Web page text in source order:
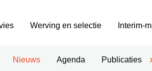
Nieuws Agenda Publicaties
Werving en selectie Interim-